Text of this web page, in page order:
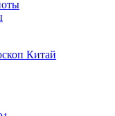
Китай